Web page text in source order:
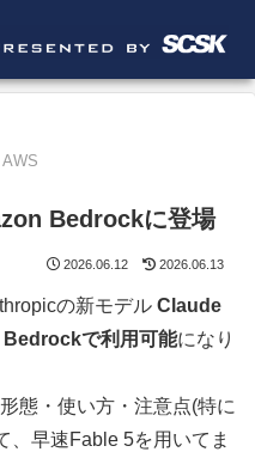
AWS
Bedrockに登場
2026.06.12 2026.06.13
の新モデル Claude
で利用可能になり
態・使い方・注意点(特に
、早速Fable 5を用いてま